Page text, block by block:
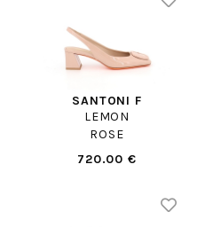
SANTONI F
LEMON
ROSE
720.00 €